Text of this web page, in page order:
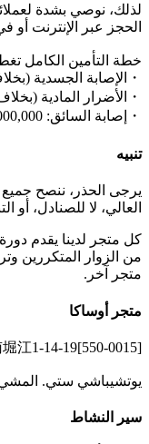
لذلك، نوصي بشدة
الحجز عبر الإنترنت
خطة التأمين الكامل
・الإصابة الجسدية (بخلاف
・الأضرار المادية (بخلاف
・إصابة السائق: 5,000,000 ين
تنبيه
يرجى الحذر، ننصح جميع
العالي، لا للصنادل، أو
كل متجر لدينا يقدم
من الزوار المتكررين
متجر آخر.
متجر أوساكا
[550-0015]大阪市西区南堀江1-14-19
يوتشيباشي ستي. المشي في 4
سير النشاط